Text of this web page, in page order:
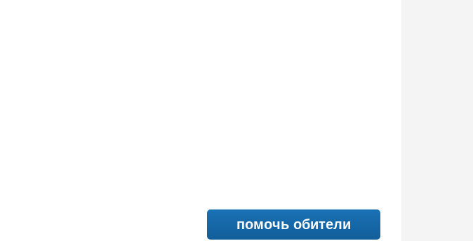
помочь обители